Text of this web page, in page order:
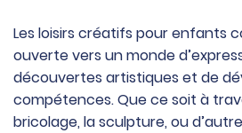
Les loisirs créatifs pour enfants
ouverte vers un monde
découvertes artistiques et de
compétences. Que ce soit à
bricolage, la sculpture, ou